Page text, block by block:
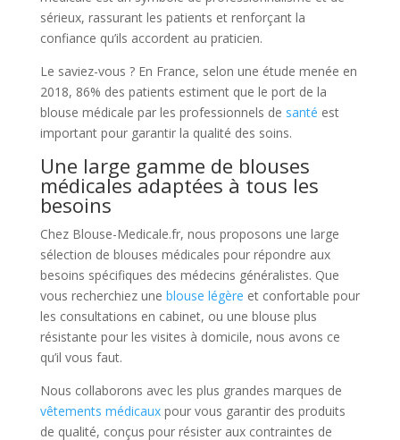
sérieux, rassurant les patients et renforçant la
confiance qu’ils accordent au praticien.
Le saviez-vous ? En France, selon une étude menée en
2018, 86% des patients estiment que le port de la
blouse médicale par les professionnels de santé est
important pour garantir la qualité des soins.
Une large gamme de blouses
médicales adaptées à tous les
besoins
Chez Blouse-Medicale.fr, nous proposons une large
sélection de blouses médicales pour répondre aux
besoins spécifiques des médecins généralistes. Que
vous recherchiez une blouse légère et confortable pour
les consultations en cabinet, ou une blouse plus
résistante pour les visites à domicile, nous avons ce
qu’il vous faut.
Nous collaborons avec les plus grandes marques de
vêtements médicauxpour vous garantir des produits
de qualité, conçus pour résister aux contraintes de